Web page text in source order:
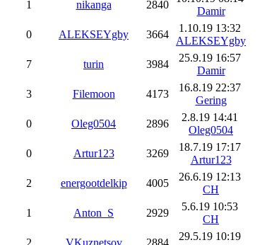
1 nikanga 2840
Damir
0 ALEKSEYgby 3664
1.10.19 13:32
ALEKSEYgby
7 turin 3984
25.9.19 16:57
Damir
3 Filemoon 4173
16.8.19 22:37
Gering
0 Oleg0504 2896
2.8.19 14:41
Oleg0504
0 Artur123 3269
18.7.19 17:17
Artur123
2 energootdelkip 4005
26.6.19 12:13
CH
1 Anton_S 2929
5.6.19 10:53
CH
2 VKuznetsov 2884
29.5.19 10:19